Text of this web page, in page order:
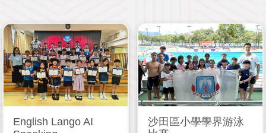
English Lango AI
沙田區小學學界游泳